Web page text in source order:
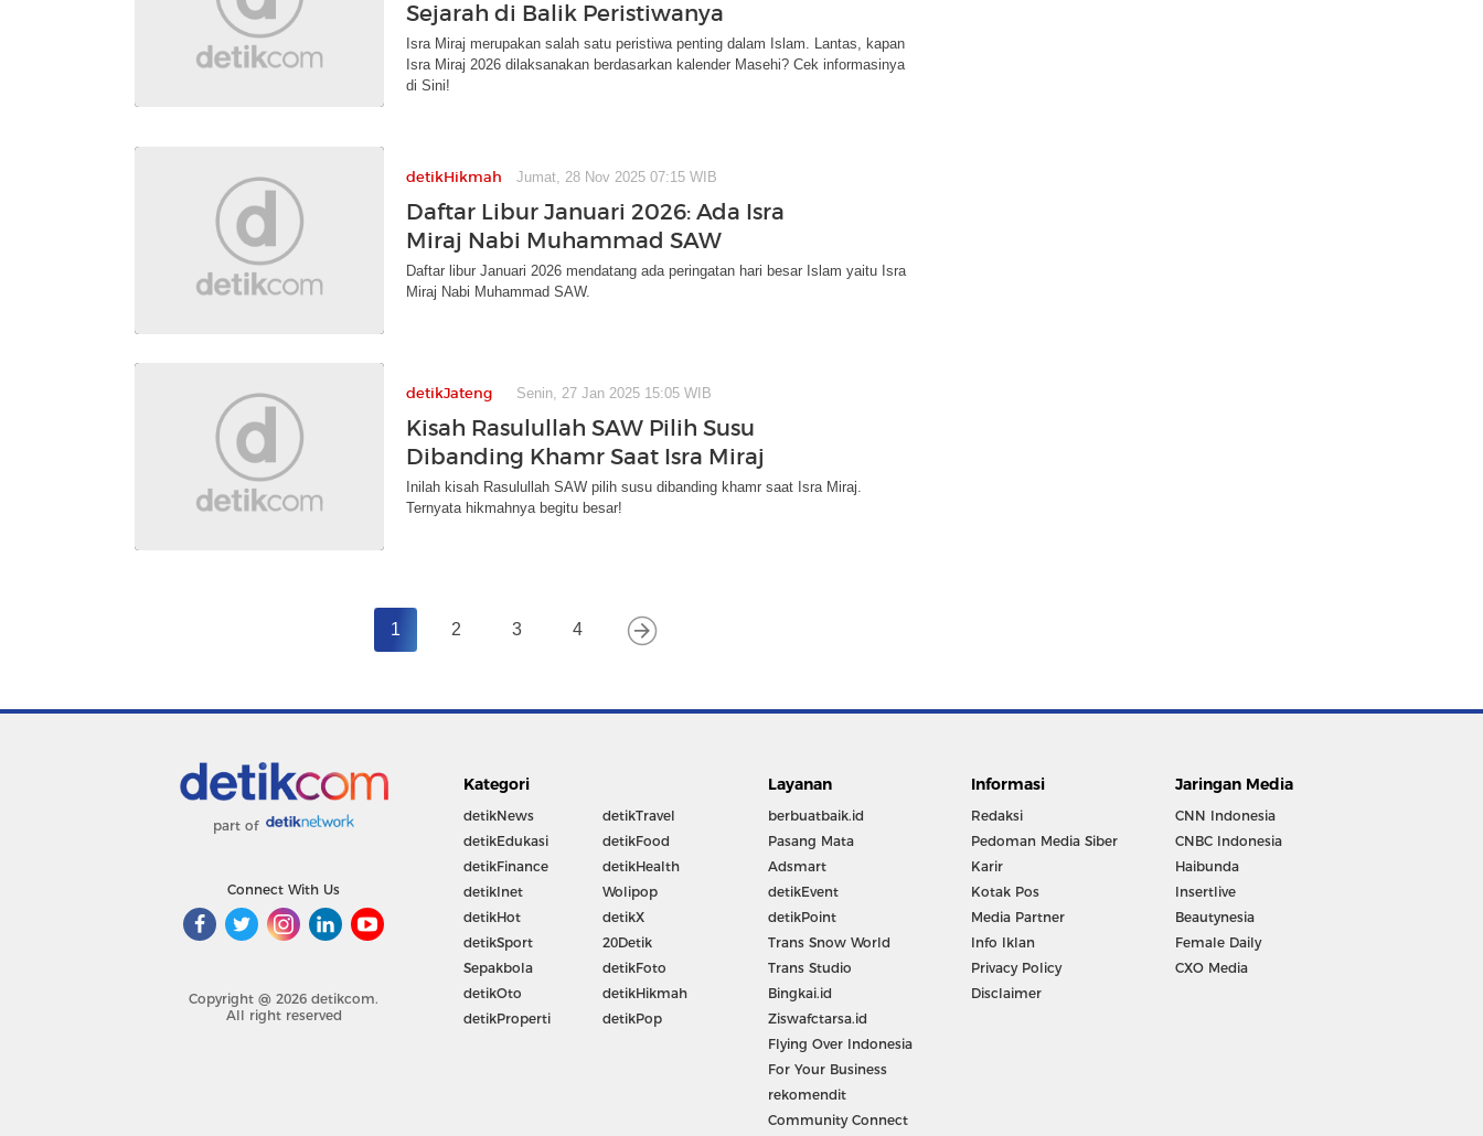
Sejarah di Balik Peristiwanya
Isra Miraj merupakan salah satu peristiwa penting dalam Islam. Lantas, kapan
Isra Miraj 2026 dilaksanakan berdasarkan kalender Masehi? Cek informasinya
di Sini!
detikHikmah Jumat, 28 Nov 2025 07:15 WIB
Daftar Libur Januari 2026: Ada Isra
Miraj Nabi Muhammad SAW
Daftar libur Januari 2026 mendatang ada peringatan hari besar Islam yaitu Isra
Miraj Nabi Muhammad SAW.
detikJateng Senin, 27 Jan 2025 15:05 WIB
Kisah Rasulullah SAW Pilih Susu
Dibanding Khamr Saat Isra Miraj
Inilah kisah Rasulullah SAW pilih susu dibanding khamr saat Isra Miraj.
Ternyata hikmahnya begitu besar!
1 2 3 4
part of
Connect With Us
Copyright @ 2026 detikcom.
All right reserved
Kategori
detikNews
detikEdukasi
detikFinance
detikInet
detikHot
detikSport
Sepakbola
detikOto
detikProperti
detikTravel
detikFood
detikHealth
Wolipop
detikX
20Detik
detikFoto
detikHikmah
detikPop
Layanan
berbuatbaik.id
Pasang Mata
Adsmart
detikEvent
detikPoint
Trans Snow World
Trans Studio
Bingkai.id
Ziswafctarsa.id
Flying Over Indonesia
For Your Business
rekomendit
Community Connect
Informasi
Redaksi
Pedoman Media Siber
Karir
Kotak Pos
Media Partner
Info Iklan
Privacy Policy
Disclaimer
Jaringan Media
CNN Indonesia
CNBC Indonesia
Haibunda
Insertlive
Beautynesia
Female Daily
CXO Media